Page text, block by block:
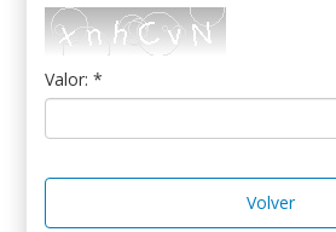
Valor: *
Volver